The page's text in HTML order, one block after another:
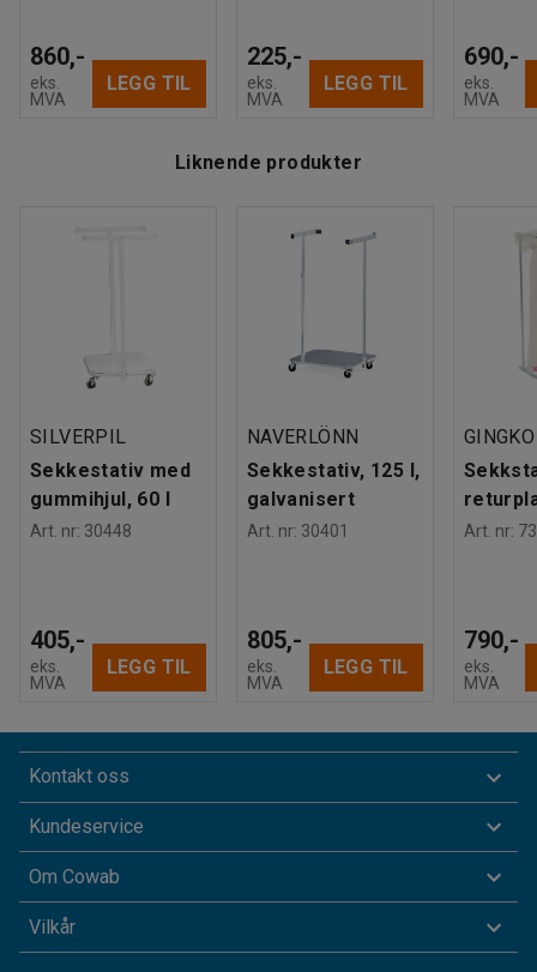
860,-
eks.
MVA
LEGG TIL
225,-
eks.
MVA
LEGG TIL
690,-
eks.
MVA
Liknende produkter
SILVERPIL
Sekkestativ med
gummihjul, 60 l
Art. nr: 30448
405,-
eks.
MVA
LEGG TIL
NAVERLÖNN
Sekkestativ, 125 l,
galvanisert
Art. nr: 30401
805,-
eks.
MVA
LEGG TIL
GINGKO
Art. nr:
790,-
eks.
MVA
Kontakt oss
Kundeservice
Om Cowab
Vilkår